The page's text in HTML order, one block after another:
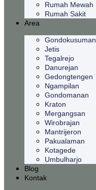
Rumah Mewah
Rumah Sakit
Area
Gondokusuman
Jetis
Tegalrejo
Danurejan
Gedongtengen
Ngampilan
Gondomanan
Kraton
Mergangsan
Wirobrajan
Mantrijeron
Pakualaman
Kotagede
Umbulharjo
Blog
Kontak